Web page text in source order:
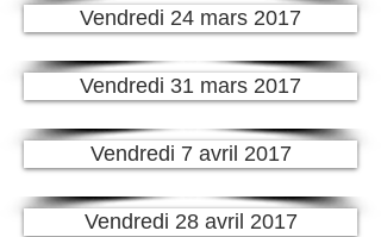
Vendredi 24 mars 2017
Vendredi 31 mars 2017
Vendredi 7 avril 2017
Vendredi 28 avril 2017